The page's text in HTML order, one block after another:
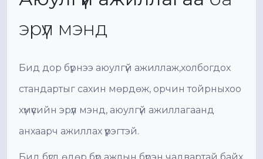
эрүүл мэнд
Бид дор бүрнээ аюулгүй ажиллаж,холбогдох
стандартыг сахин мөрдөж, орчин тойрныхоо
хүмүүсийн эрүүл мэнд, аюулгүй ажиллагаанд
анхаарч ажиллах үүрэгтэй.